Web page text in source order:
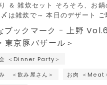
＜Dinner Party＞
＜飲み屋さん＞
お肉 ＜Meat
＆ 雑炊セット そろそろ、お鍋
は雑炊で～ 本日のデザート